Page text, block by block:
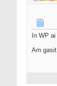
In WP
Am